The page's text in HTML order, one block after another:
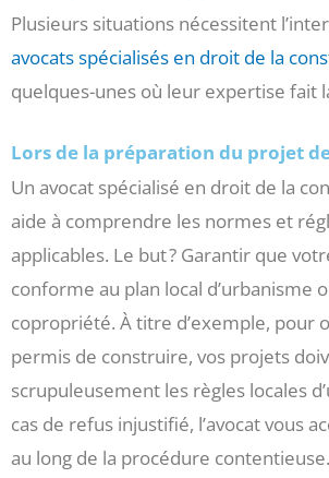
Plusieurs situations nécessitent
avocats spécialisés en droit de la
quelques-unes où leur expertise fait
Lors de la préparation du projet
Un avocat spécialisé en droit de la
aide à comprendre les normes et
applicables. Le but ? Garantir que
conforme au plan local d’urbanisme
copropriété. À titre d’exemple, pour
permis de construire, vos projets
scrupuleusement les règles locales
cas de refus injustifié, l’avocat vous
au long de la procédure